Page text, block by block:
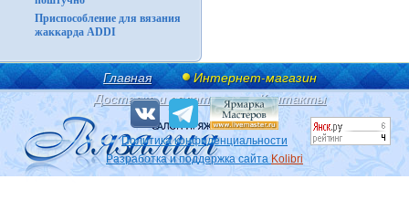
Приспособление для вязания
жаккарда ADDI
Главная
Интернет-магазин
Доставка и оплата
Контакты
Политика конфиденциальности
Разработка и поддержка сайта Kolibri